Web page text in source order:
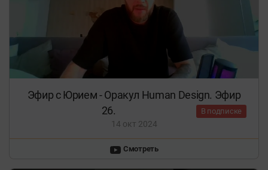
Эфир с Юрием - Оракул Human Design. Эфир
26.
В подписке
14 окт 2024
Смотреть